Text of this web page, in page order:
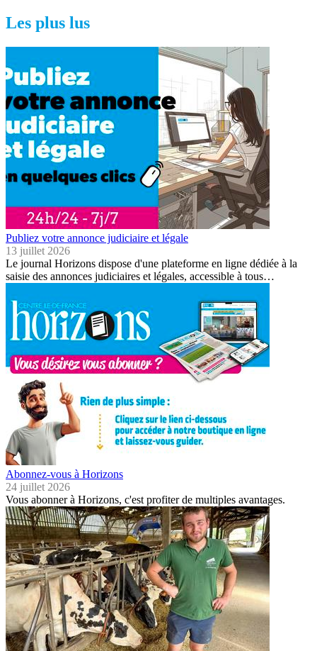
Les plus lus
Publiez votre annonce judiciaire et légale
13 juillet 2026
Le journal Horizons dispose d'une plateforme en ligne dédiée à la
saisie des annonces judiciaires et légales, accessible à tous…
Abonnez-vous à Horizons
24 juillet 2026
Vous abonner à Horizons, c'est profiter de multiples avantages.